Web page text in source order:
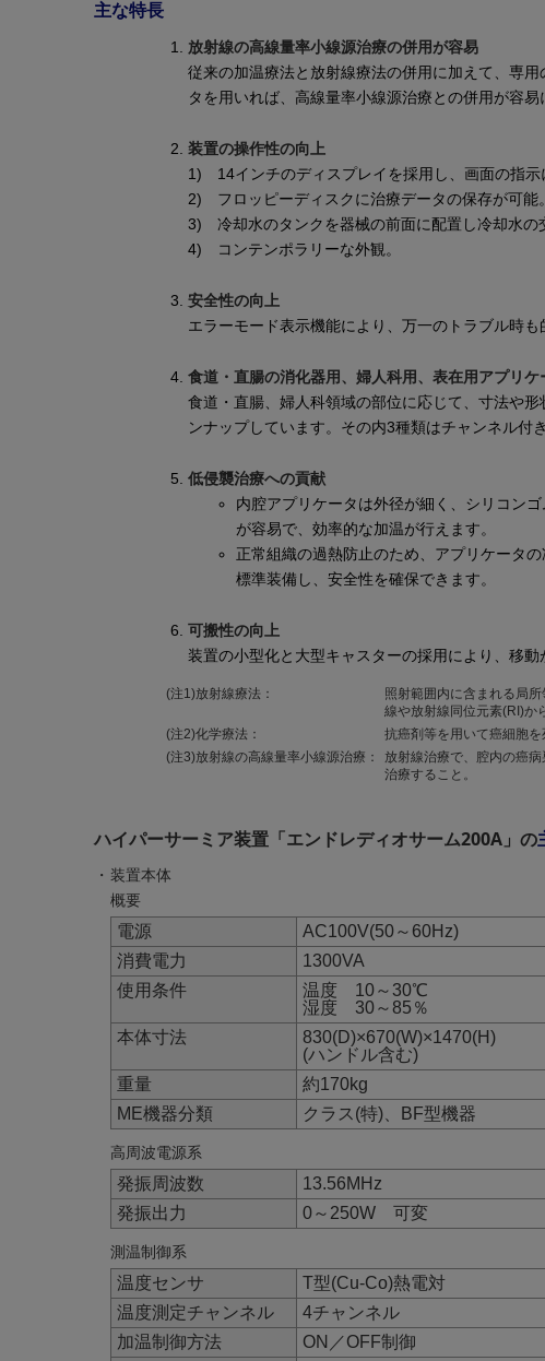
主な特長
放射線の高線量率小線源治療の併用が容易
従来の加温療法と放射線療法の併用に加えて、専
タを用いれば、高線量率小線源治療との併用が容易
装置の操作性の向上
1) 14インチのディスプレイを採用し、画面の指
2) フロッピーディスクに治療データの保存が可
3) 冷却水のタンクを器械の前面に配置し冷却水
4) コンテンポラリーな外観。
安全性の向上
エラーモード表示機能により、万一のトラブル時も
食道・直腸の消化器用、婦人科用、表在用アプリ
食道・直腸、婦人科領域の部位に応じて、寸法や
ンナップしています。その内3種類はチャンネル付
低侵襲治療への貢献
内腔アプリケータは外径が細く、シリコン
が容易で、効率的な加温が行えます。
正常組織の過熱防止のため、アプリケータ
標準装備し、安全性を確保できます。
可搬性の向上
装置の小型化と大型キャスターの採用により、移動
(注1)放射線療法：
照射範囲内に含まれる局
線や放射線同位元素(RI)か
(注2)化学療法：
抗癌剤等を用いて癌細胞を
(注3)放射線の高線量率小線源治療：
放射線治療で、腔内の癌
治療すること。
ハイパーサーミア装置「エンドレディオサーム200A」の
・ 装置本体
概要
電源
AC100V(50～60Hz)
消費電力
1300VA
使用条件
温度 10～30℃
湿度 30～85％
本体寸法
830(D)×670(W)×1470(H)
(ハンドル含む)
重量
約170kg
ME機器分類
クラス(特)、BF型機器
高周波電源系
発振周波数
13.56MHz
発振出力
0～250W 可変
測温制御系
温度センサ
T型(Cu-Co)熱電対
温度測定チャンネル
4チャンネル
加温制御方法
ON／OFF制御